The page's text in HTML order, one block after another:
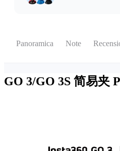
Panoramica Note
GO 3/GO 3S 简易夹